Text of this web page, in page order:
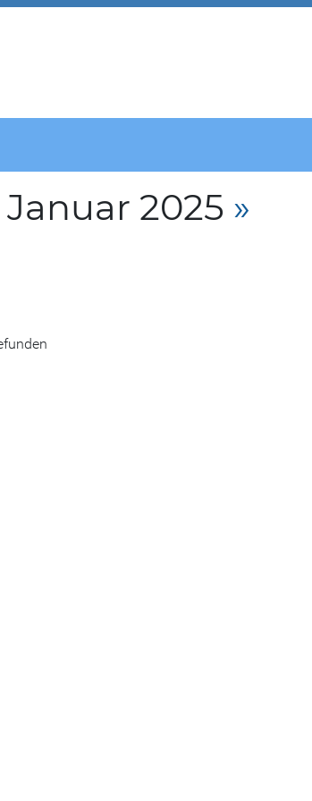
2025 »